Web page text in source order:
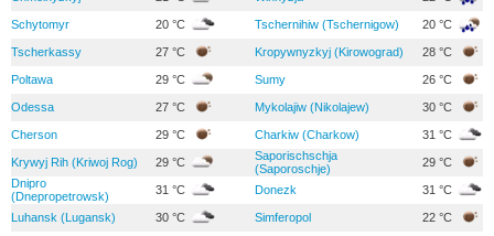
Schytomyr 20 °C Tschernihiw (Tschernigow) 20 °C
Tscherkassy 27 °C Kropywnyzkyj (Kirowograd) 28 °C
Poltawa 29 °C Sumy 26 °C
Odessa 27 °C Mykolajiw (Nikolajew) 30 °C
Cherson 29 °C Charkiw (Charkow) 31 °C
Krywyj Rih (Kriwoj Rog) 29 °C
Saporischschja
(Saporoschje)
29 °C
Dnipro
(Dnepropetrowsk)
31 °C Donezk 31 °C
Luhansk (Lugansk) 30 °C Simferopol 22 °C